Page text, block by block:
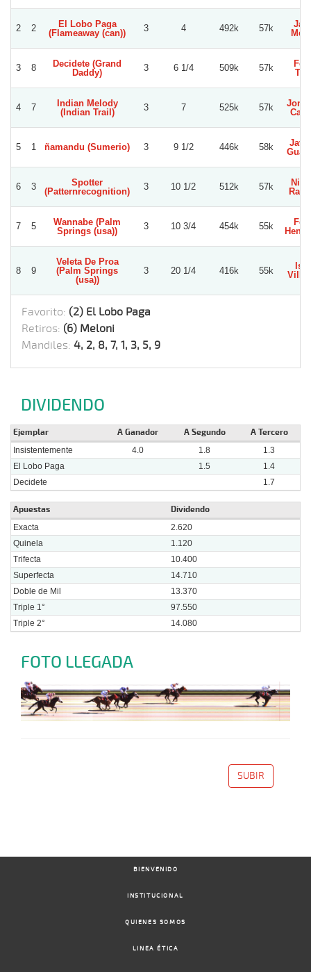
2 2
El Lobo Paga
(Flameaway (can))
3 4 492k 57k
3 8
Decidete (Grand
Daddy)
3 6 1/4 509k 57k
4 7
Indian Melody
(Indian Trail)
3 7 525k 57k
5 1 ñamandu (Sumerio) 3 9 1/2 446k 58k
6 3
Spotter
(Patternrecognition)
3 10 1/2 512k 57k
7 5
Wannabe (Palm
Springs (usa))
3 10 3/4 454k 55k
8 9
Veleta De Proa
(Palm Springs
(usa))
3 20 1/4 416k 55k
Favorito: (2) El Lobo Paga
Retiros: (6) Meloni
Mandiles: 4, 2, 8, 7, 1, 3, 5, 9
DIVIDENDO
Ejemplar A Ganador A Segundo A Tercero
Insistentemente 4.0 1.8
1.3
El Lobo Paga
1.5
1.4
Decidete
1.7
Apuestas Dividendo
Exacta
2.620
Quinela
1.120
Trifecta
10.400
Superfecta
14.710
Doble de Mil
13.370
Triple 1°
97.550
Triple 2°
14.080
FOTO LLEGADA
SUBIR
BIENVENIDO
INSTITUCIONAL
QUIENES SOMOS
LINEA ÉTICA